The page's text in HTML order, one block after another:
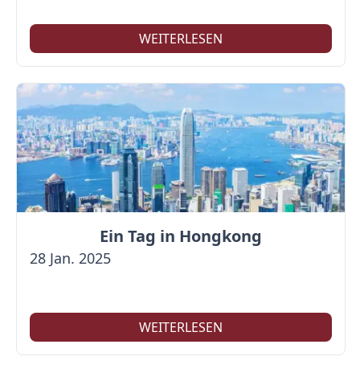
WEITERLESEN
Ein Tag in Hongkong
28 Jan. 2025
WEITERLESEN